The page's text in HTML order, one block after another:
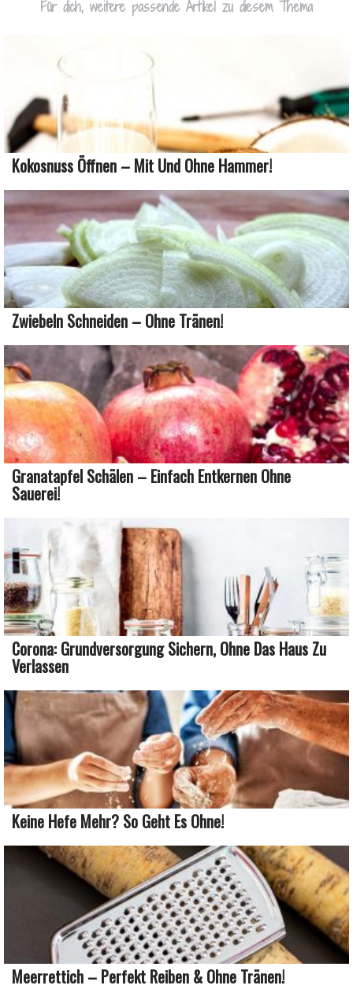
Für dich, weitere passende Artikel zu diesem Thema
Kokosnuss Öffnen – Mit Und Ohne Hammer!
Zwiebeln Schneiden – Ohne Tränen!
Granatapfel Schälen – Einfach Entkernen Ohne
Sauerei!
Corona: Grundversorgung Sichern, Ohne Das Haus Zu
Verlassen
Keine Hefe Mehr? So Geht Es Ohne!
Meerrettich – Perfekt Reiben & Ohne Tränen!